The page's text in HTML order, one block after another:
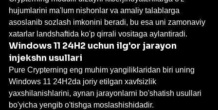
hujumlarini ma'lum nishonlar va amaliy talablarga
asoslanib sozlash imkonini beradi, bu esa uni zamonaviy
xatarlar landshaftida ko'p qirrali vositaga aylantiradi.
Windows 11 24H2 uchun ilg'or jarayon
injekshn usullari
Pure Crypterning eng muhim yangiliklaridan biri uning
Windows 11 24H2da joriy etilgan xavfsizlik
yaxshilanishlarini, aynan jarayonlarni bo'shatish usullari
bo'yicha yengib o'tishga moslashishidadir.